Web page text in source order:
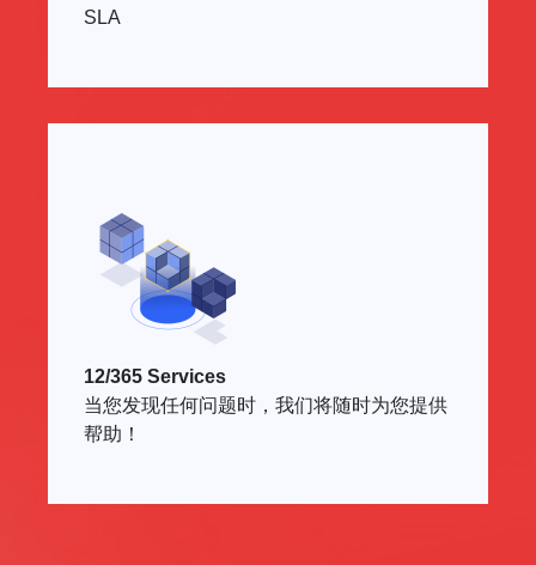
SLA
12/365 Services
当您发现任何问题时，我们将随时为您提供
帮助！